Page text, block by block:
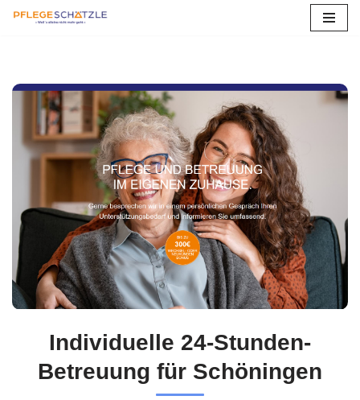
springen
Individuelle 24-Stunden-
Betreuung für Schöningen